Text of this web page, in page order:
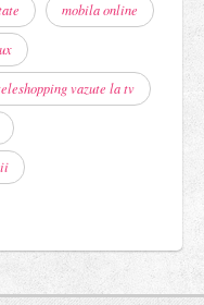
mobila online
vazute la tv